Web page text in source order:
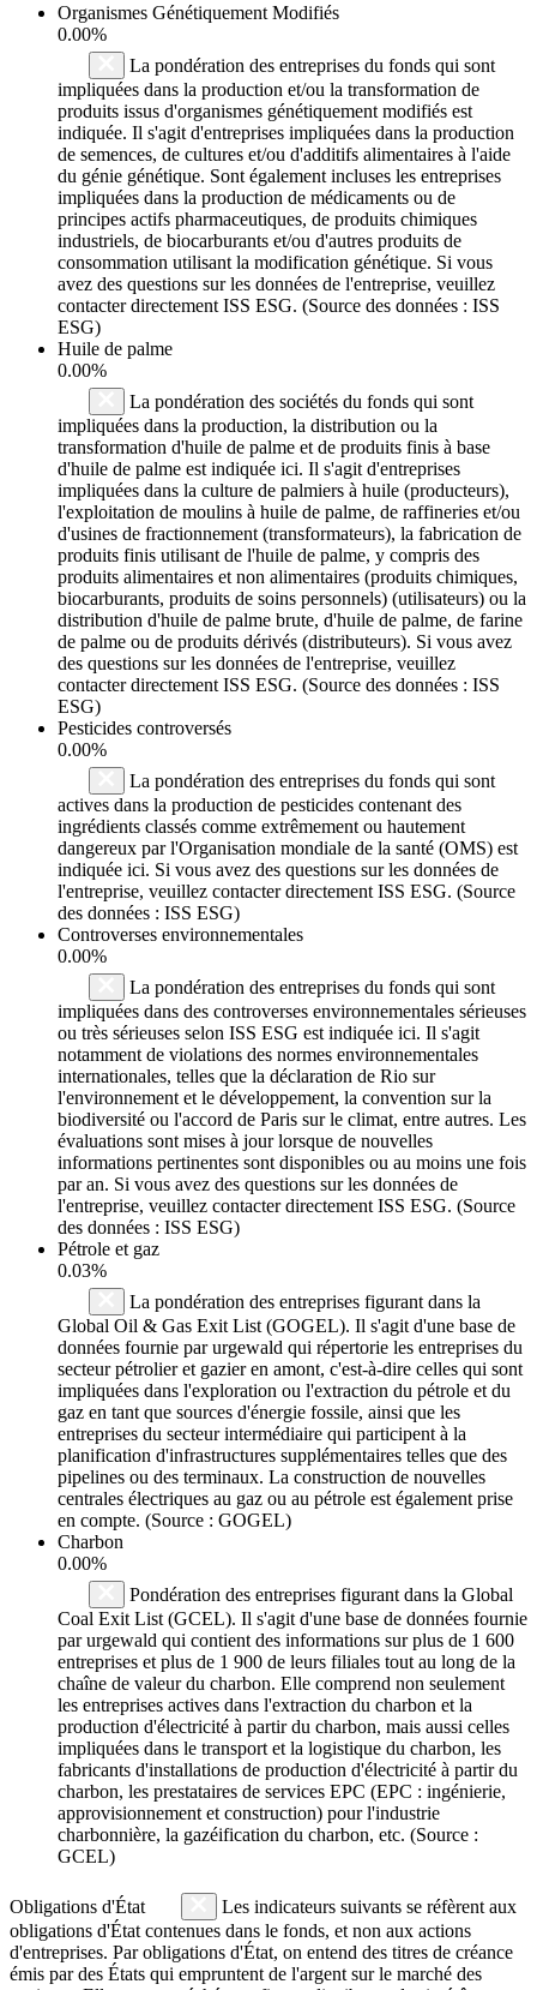
Organismes Génétiquement Modifiés
0.00%
La pondération des entreprises du fonds qui sont
impliquées dans la production et/ou la transformation de
produits issus d'organismes génétiquement modifiés est
indiquée. Il s'agit d'entreprises impliquées dans la production
de semences, de cultures et/ou d'additifs alimentaires à l'aide
du génie génétique. Sont également incluses les entreprises
impliquées dans la production de médicaments ou de
principes actifs pharmaceutiques, de produits chimiques
industriels, de biocarburants et/ou d'autres produits de
consommation utilisant la modification génétique. Si vous
avez des questions sur les données de l'entreprise, veuillez
contacter directement ISS ESG. (Source des données : ISS
ESG)
Huile de palme
0.00%
La pondération des sociétés du fonds qui sont
impliquées dans la production, la distribution ou la
transformation d'huile de palme et de produits finis à base
d'huile de palme est indiquée ici. Il s'agit d'entreprises
impliquées dans la culture de palmiers à huile (producteurs),
l'exploitation de moulins à huile de palme, de raffineries et/ou
d'usines de fractionnement (transformateurs), la fabrication de
produits finis utilisant de l'huile de palme, y compris des
produits alimentaires et non alimentaires (produits chimiques,
biocarburants, produits de soins personnels) (utilisateurs) ou la
distribution d'huile de palme brute, d'huile de palme, de farine
de palme ou de produits dérivés (distributeurs). Si vous avez
des questions sur les données de l'entreprise, veuillez
contacter directement ISS ESG. (Source des données : ISS
ESG)
Pesticides controversés
0.00%
La pondération des entreprises du fonds qui sont
actives dans la production de pesticides contenant des
ingrédients classés comme extrêmement ou hautement
dangereux par l'Organisation mondiale de la santé (OMS) est
indiquée ici. Si vous avez des questions sur les données de
l'entreprise, veuillez contacter directement ISS ESG. (Source
des données : ISS ESG)
Controverses environnementales
0.00%
La pondération des entreprises du fonds qui sont
impliquées dans des controverses environnementales sérieuses
ou très sérieuses selon ISS ESG est indiquée ici. Il s'agit
notamment de violations des normes environnementales
internationales, telles que la déclaration de Rio sur
l'environnement et le développement, la convention sur la
biodiversité ou l'accord de Paris sur le climat, entre autres. Les
évaluations sont mises à jour lorsque de nouvelles
informations pertinentes sont disponibles ou au moins une fois
par an. Si vous avez des questions sur les données de
l'entreprise, veuillez contacter directement ISS ESG. (Source
des données : ISS ESG)
Pétrole et gaz
0.03%
La pondération des entreprises figurant dans la
Global Oil & Gas Exit List (GOGEL). Il s'agit d'une base de
données fournie par urgewald qui répertorie les entreprises du
secteur pétrolier et gazier en amont, c'est-à-dire celles qui sont
impliquées dans l'exploration ou l'extraction du pétrole et du
gaz en tant que sources d'énergie fossile, ainsi que les
entreprises du secteur intermédiaire qui participent à la
planification d'infrastructures supplémentaires telles que des
pipelines ou des terminaux. La construction de nouvelles
centrales électriques au gaz ou au pétrole est également prise
en compte. (Source : GOGEL)
Charbon
0.00%
Pondération des entreprises figurant dans la Global
Coal Exit List (GCEL). Il s'agit d'une base de données fournie
par urgewald qui contient des informations sur plus de 1 600
entreprises et plus de 1 900 de leurs filiales tout au long de la
chaîne de valeur du charbon. Elle comprend non seulement
les entreprises actives dans l'extraction du charbon et la
production d'électricité à partir du charbon, mais aussi celles
impliquées dans le transport et la logistique du charbon, les
fabricants d'installations de production d'électricité à partir du
charbon, les prestataires de services EPC (EPC : ingénierie,
approvisionnement et construction) pour l'industrie
charbonnière, la gazéification du charbon, etc. (Source :
GCEL)
Obligations d'État
Les indicateurs suivants se réfèrent aux
obligations d'État contenues dans le fonds, et non aux actions
d'entreprises. Par obligations d'État, on entend des titres de créance
émis par des États qui empruntent de l'argent sur le marché des